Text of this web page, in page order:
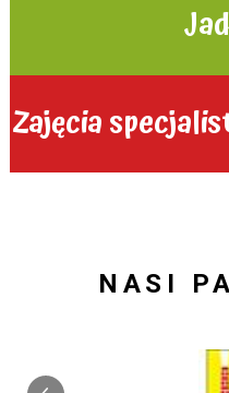
Zajęcia
NASI